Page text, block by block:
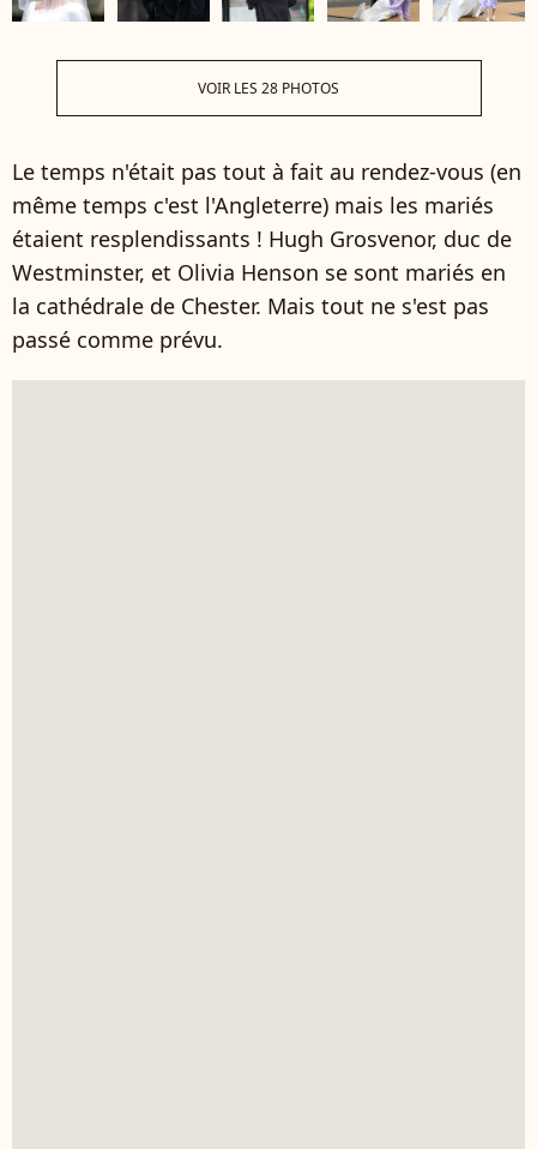
VOIR LES 28 PHOTOS
Le temps n'était pas tout à fait au rendez-vous (en
même temps c'est l'Angleterre) mais les mariés
étaient resplendissants ! Hugh Grosvenor, duc de
Westminster, et Olivia Henson se sont mariés en
la cathédrale de Chester. Mais tout ne s'est pas
passé comme prévu.